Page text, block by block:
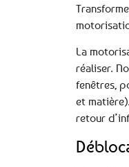
La
réaliser.
fenêtres,
et
retour